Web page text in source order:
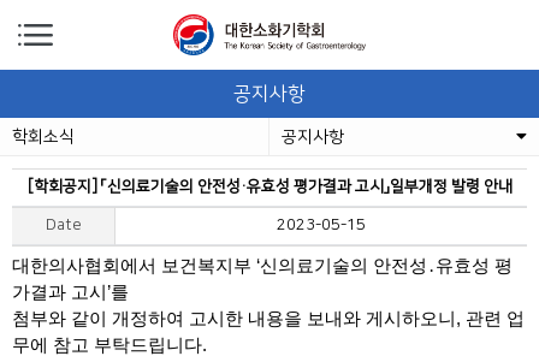
공지사항
학회소식 공지사항
[학회공지] 「신의료기술의 안전성·유효성 평가결과 고시」일부개정 발령 안내
Date 2023-05-15
대한의사협회에서 보건복지부 ‘신의료기술의 안전성․유효성 평
가결과 고시’를
첨부와 같이 개정하여 고시한 내용을 보내와 게시하오니, 관련 업
무에 참고 부탁드립니다.